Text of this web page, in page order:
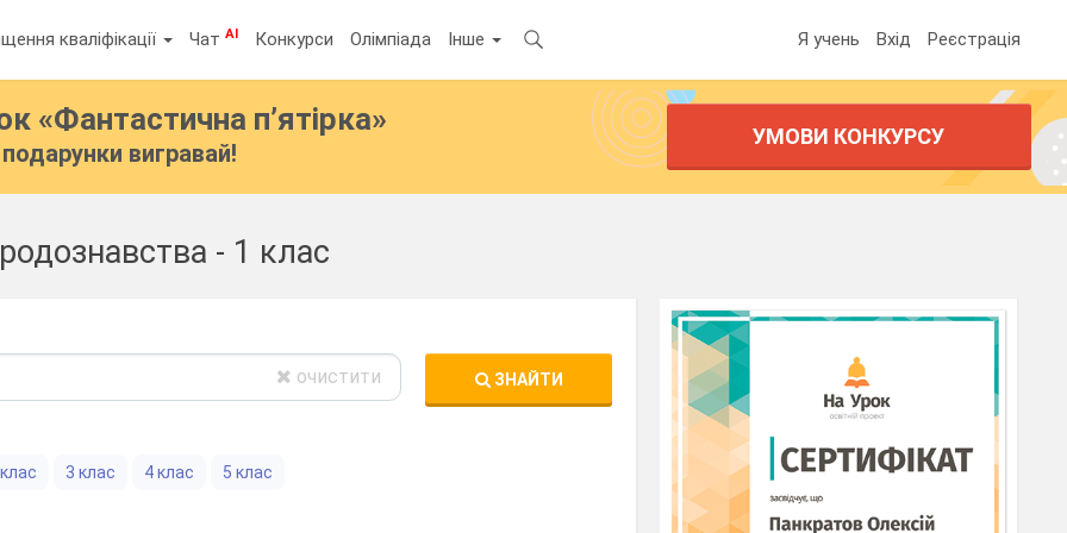
кваліфікації ЧатAI Конкурси Олімпіада Інше Я учень Вхід Реєстрація
«Фантастична п’ятірка»
вигравай!
УМОВИ КОНКУРСУ
- 1 клас
очистити ЗНАЙТИ
3 клас 4 клас 5 клас